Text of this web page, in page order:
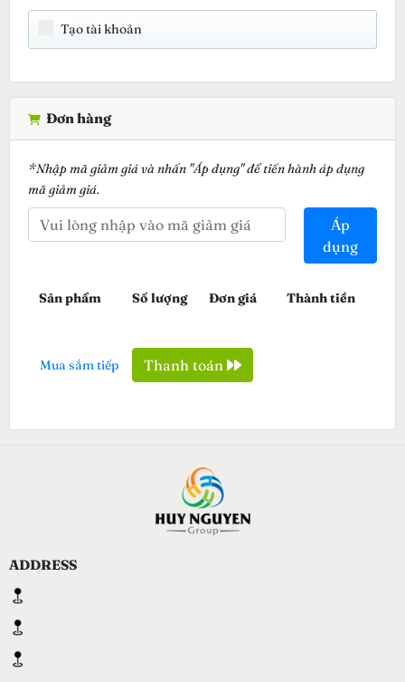
Tạo tài khoản
Đơn hàng
*Nhập mã giảm giá và nhấn "Áp dụng" để tiến hành áp dụng
mã giảm giá.
Áp
dụng
Sản phẩm Số lượng Đơn giá Thành tiền
Mua sắm tiếp Thanh toán
ADDRESS